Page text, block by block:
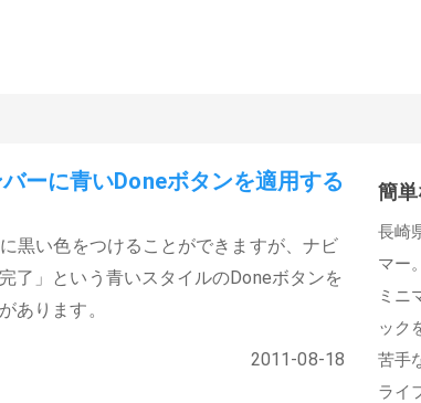
ーに青いDoneボタンを適用する
黒い色をつけることができますが、ナビ
了」という青いスタイルのDoneボタンを
あります。
2011-08-18
簡
長崎
マー。
ミニ
ック
苦手
ライ